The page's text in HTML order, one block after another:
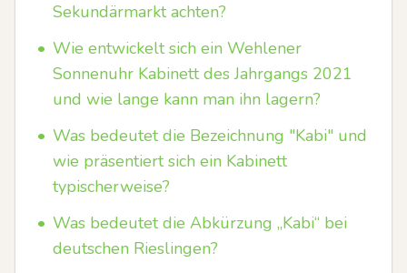
Sekundärmarkt achten?
• Wie entwickelt sich ein Wehlener
Sonnenuhr Kabinett des Jahrgangs 2021
und wie lange kann man ihn lagern?
• Was bedeutet die Bezeichnung "Kabi" und
wie präsentiert sich ein Kabinett
typischerweise?
• Was bedeutet die Abkürzung „Kabi“ bei
deutschen Rieslingen?